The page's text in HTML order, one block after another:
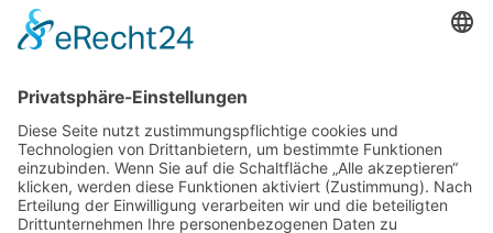
Sitemap
Home
Service & Mechanik
Karosserie & Lack
Fahrzeug-Verkauf